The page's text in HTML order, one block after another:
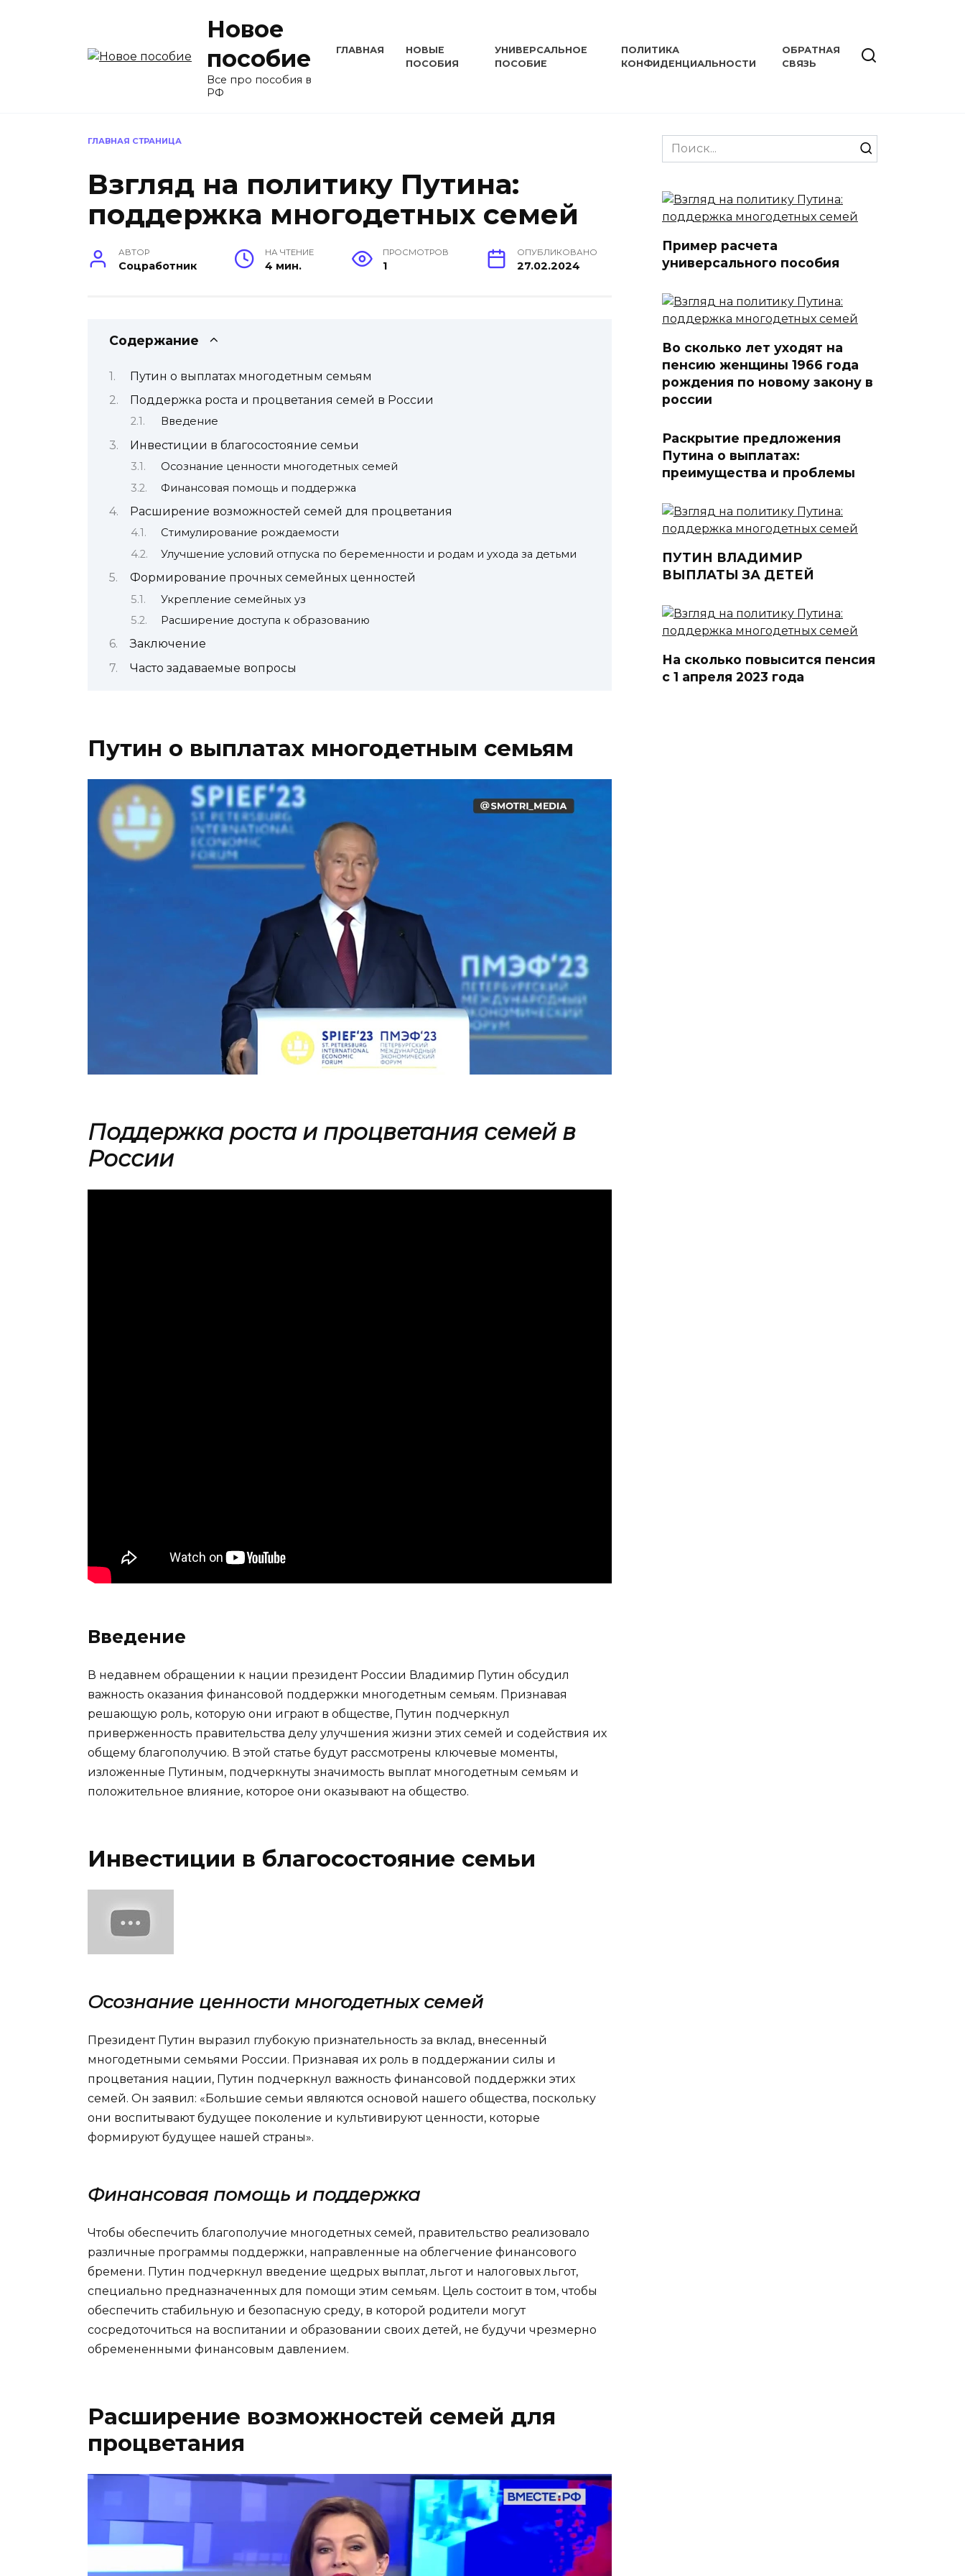
Новое
пособие
Все про пособия в
РФ
ГЛАВНАЯ
НОВЫЕ
ПОСОБИЯ
УНИВЕРСАЛЬНОЕ
ПОСОБИЕ
ПОЛИТИКА
КОНФИДЕНЦИАЛЬНОСТИ
ОБРАТНАЯ
СВЯЗЬ
ГЛАВНАЯ СТРАНИЦА
Взгляд на политику Путина:
поддержка многодетных семей
АВТОР
Соцработник
НА ЧТЕНИЕ
4 мин.
ПРОСМОТРОВ
1
ОПУБЛИКОВАНО
27.02.2024
Содержание
Путин о выплатах многодетным семьям
Поддержка роста и процветания семей в России
Введение
Инвестиции в благосостояние семьи
Осознание ценности многодетных семей
Финансовая помощь и поддержка
Расширение возможностей семей для процветания
Стимулирование рождаемости
Улучшение условий отпуска по беременности и родам и ухода за детьми
Формирование прочных семейных ценностей
Укрепление семейных уз
Расширение доступа к образованию
Заключение
Часто задаваемые вопросы
Путин о выплатах многодетным семьям
Поддержка роста и процветания семей в
России
Введение
В недавнем обращении к нации президент России Владимир Путин обсудил
важность оказания финансовой поддержки многодетным семьям. Признавая
решающую роль, которую они играют в обществе, Путин подчеркнул
приверженность правительства делу улучшения жизни этих семей и содействия их
общему благополучию. В этой статье будут рассмотрены ключевые моменты,
изложенные Путиным, подчеркнуты значимость выплат многодетным семьям и
положительное влияние, которое они оказывают на общество.
Инвестиции в благосостояние семьи
Осознание ценности многодетных семей
Президент Путин выразил глубокую признательность за вклад, внесенный
многодетными семьями России. Признавая их роль в поддержании силы и
процветания нации, Путин подчеркнул важность финансовой поддержки этих
семей. Он заявил: «Большие семьи являются основой нашего общества, поскольку
они воспитывают будущее поколение и культивируют ценности, которые
формируют будущее нашей страны».
Финансовая помощь и поддержка
Чтобы обеспечить благополучие многодетных семей, правительство реализовало
различные программы поддержки, направленные на облегчение финансового
бремени. Путин подчеркнул введение щедрых выплат, льгот и налоговых льгот,
специально предназначенных для помощи этим семьям. Цель состоит в том, чтобы
обеспечить стабильную и безопасную среду, в которой родители могут
сосредоточиться на воспитании и образовании своих детей, не будучи чрезмерно
обремененными финансовым давлением.
Расширение возможностей семей для
процветания
Search
for:
Пример расчета
универсального пособия
Во сколько лет уходят на
пенсию женщины 1966 года
рождения по новому закону в
россии
Раскрытие предложения
Путина о выплатах:
преимущества и проблемы
ПУТИН ВЛАДИМИР
ВЫПЛАТЫ ЗА ДЕТЕЙ
На сколько повысится пенсия
с 1 апреля 2023 года